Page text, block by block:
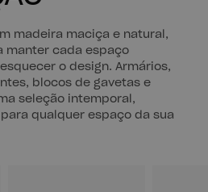
madeira maciça e natural,
manter cada espaço
o design. Armários,
blocos de gavetas e
seleção intemporal,
qualquer espaço da sua